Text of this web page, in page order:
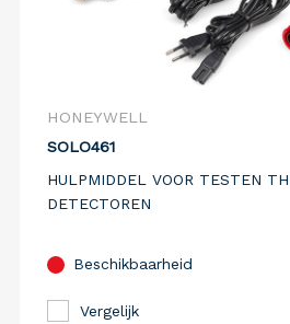
HONEYWELL
SOLO461
HULPMIDDEL VOOR TESTEN
DETECTOREN
Beschikbaarheid
Vergelijk